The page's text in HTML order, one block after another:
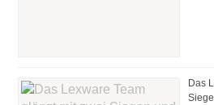
Das